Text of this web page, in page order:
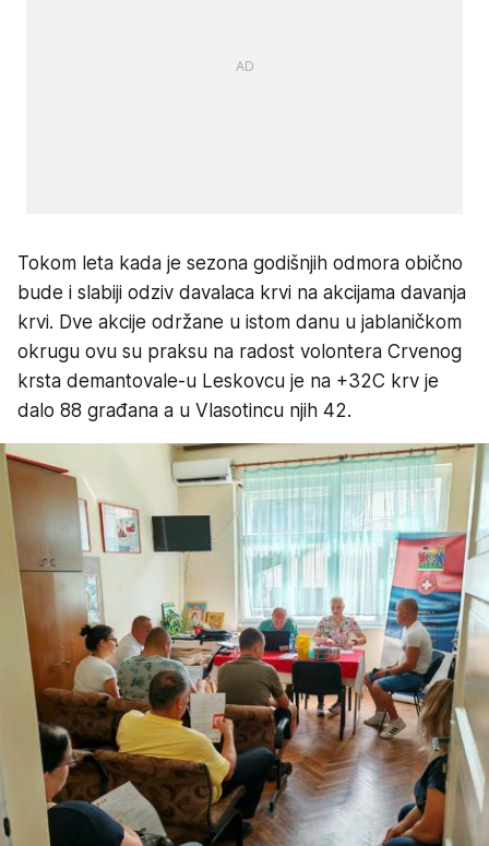
Tokom leta kada je sezona godišnjih odmora obično
bude i slabiji odziv davalaca krvi na akcijama davanja
krvi. Dve akcije održane u istom danu u jablaničkom
okrugu ovu su praksu na radost volontera Crvenog
krsta demantovale-u Leskovcu je na +32C krv je
dalo 88 građana a u Vlasotincu njih 42.